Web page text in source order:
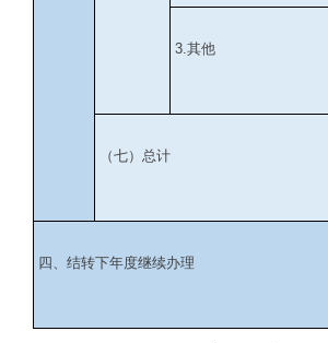
3. 其他
（七）总计
四、结转下年度继续办理